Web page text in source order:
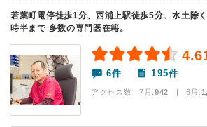
若葉町電停徒歩1分、西浦上駅徒歩5分、水土除
時半まで 多数の専門医在籍。
6件 195件
アクセス数 7月:942 | 6月: